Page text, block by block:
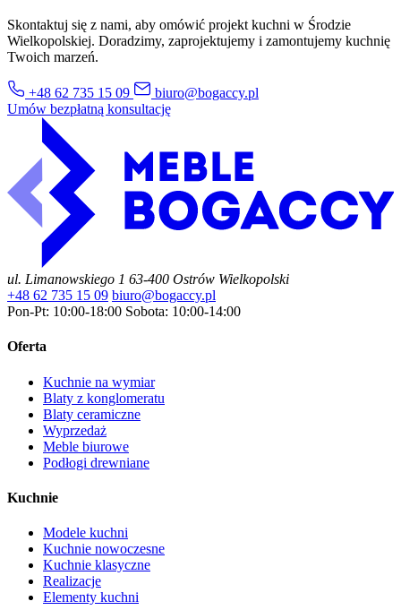
Skontaktuj się z nami, aby omówić projekt kuchni w Środzie
Wielkopolskiej. Doradzimy, zaprojektujemy i zamontujemy kuchnię
Twoich marzeń.
+48 62 735 15 09
biuro@bogaccy.pl
Umów bezpłatną konsultację
ul. Limanowskiego 1 63-400 Ostrów Wielkopolski
+48 62 735 15 09 biuro@bogaccy.pl
Pon-Pt: 10:00-18:00 Sobota: 10:00-14:00
Oferta
Kuchnie na wymiar
Blaty z konglomeratu
Blaty ceramiczne
Wyprzedaż
Meble biurowe
Podłogi drewniane
Kuchnie
Modele kuchni
Kuchnie nowoczesne
Kuchnie klasyczne
Realizacje
Elementy kuchni